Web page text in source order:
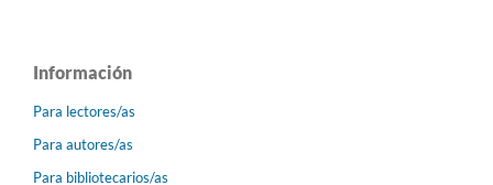
Información
Para lectores/as
Para autores/as
Para bibliotecarios/as